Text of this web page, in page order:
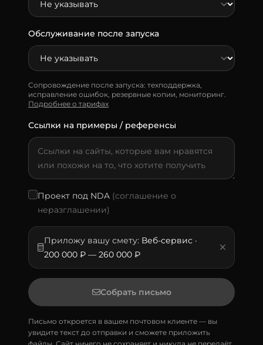
Обслуживание после запуска
Сопровождение после запуска: техподдержка,
исправление ошибок, резервные копии, мониторинг.
Подробнее о тарифах
Ссылки на примеры / референсы
Проект под NDA (соглашение о
неразглашении)
Приложу вашу смету: Веб-сервис ·
200 000 ₽ — 260 000 ₽
Собрать письмо
Письмо откроется в вашем почтовом клиенте — вы
увидите текст до отправки и сможете приложить